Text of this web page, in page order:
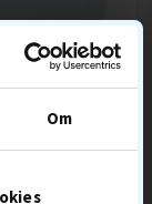
Om
GOLFBOLDE